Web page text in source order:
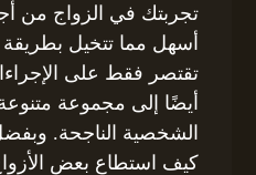
تجربتك في الزواج من
أسهل مما تتخيل بطريقة
تقتصر فقط على
أيضًا إلى مجموعة
الشخصية الناجحة.
كيف استطاع بعض